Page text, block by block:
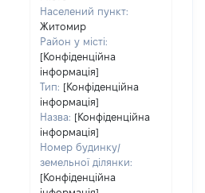
Населений пункт:
Житомир
Район у місті:
[Конфіденційна
інформація]
Тип: [Конфіденційна
інформація]
Назва: [Конфіденційна
інформація]
Номер будинку/
земельної ділянки:
[Конфіденційна